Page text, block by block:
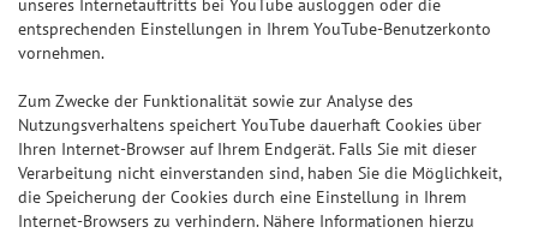
unseres Internetauftritts bei YouTube ausloggen oder die
entsprechenden Einstellungen in Ihrem YouTube-Benutzerkonto
vornehmen.
Zum Zwecke der Funktionalität sowie zur Analyse des
Nutzungsverhaltens speichert YouTube dauerhaft Cookies über
Ihren Internet-Browser auf Ihrem Endgerät. Falls Sie mit dieser
Verarbeitung nicht einverstanden sind, haben Sie die Möglichkeit,
die Speicherung der Cookies durch eine Einstellung in Ihrem
Internet-Browsers zu verhindern. Nähere Informationen hierzu